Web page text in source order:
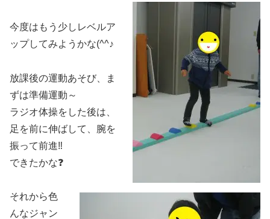
今度はもう少しレベルア
ップしてみようかな(^^♪
放課後の運動あそび、ま
ずは準備運動～
ラジオ体操をした後は、
足を前に伸ばして、腕を
振って前進‼
できたかな❓
それから色
んなジャン